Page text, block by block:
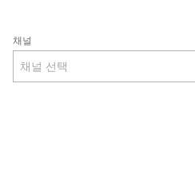
채널
채널 선택